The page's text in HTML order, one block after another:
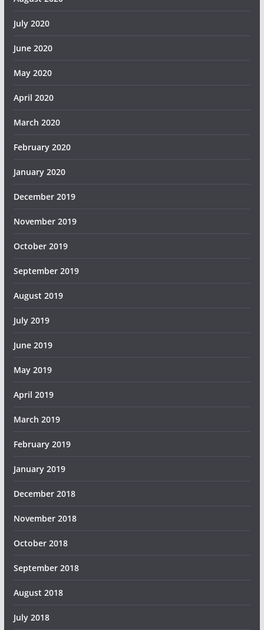
July 2020
June 2020
May 2020
April 2020
March 2020
February 2020
January 2020
December 2019
November 2019
October 2019
September 2019
August 2019
July 2019
June 2019
May 2019
April 2019
March 2019
February 2019
January 2019
December 2018
November 2018
October 2018
September 2018
August 2018
July 2018